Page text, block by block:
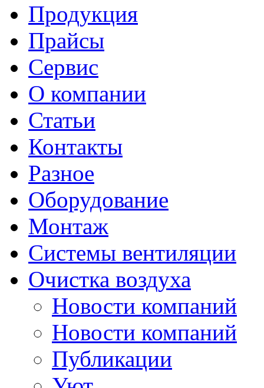
Продукция
Прайсы
Сервис
О компании
Статьи
Контакты
Разное
Оборудование
Монтаж
Системы вентиляции
Очистка воздуха
Новости компаний
Новости компаний
Публикации